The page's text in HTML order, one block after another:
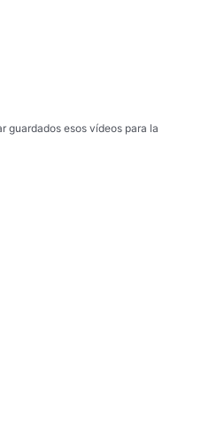
guardados esos vídeos para la